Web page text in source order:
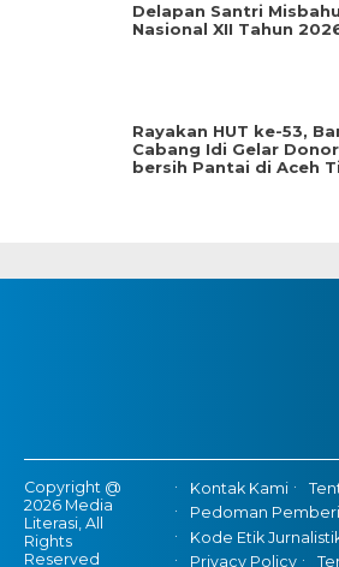
Delapan Santri
Nasional XII Tahun
Rayakan HUT ke-53,
Cabang Idi Gelar
bersih Pantai di Aceh
Copyright @
2026 Media
Literasi, All
Rights
Reserved
Kontak Kami
Pedoman
Kode Etik
Privacy Policy